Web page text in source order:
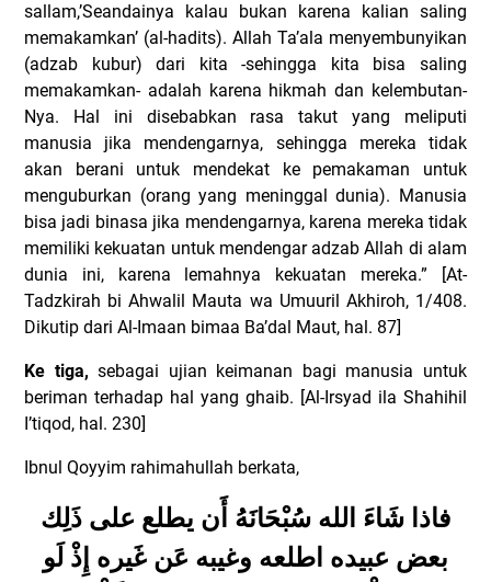
sallam,’Seandainya kalau bukan karena kalian saling
memakamkan’ (al-hadits). Allah Ta’ala menyembunyikan
(adzab kubur) dari kita -sehingga kita bisa saling
memakamkan- adalah karena hikmah dan kelembutan-
Nya. Hal ini disebabkan rasa takut yang meliputi
manusia jika mendengarnya, sehingga mereka tidak
akan berani untuk mendekat ke pemakaman untuk
menguburkan (orang yang meninggal dunia). Manusia
bisa jadi binasa jika mendengarnya, karena mereka tidak
memiliki kekuatan untuk mendengar adzab Allah di alam
dunia ini, karena lemahnya kekuatan mereka.” [At-
Tadzkirah bi Ahwalil Mauta wa Umuuril Akhiroh, 1/408.
Dikutip dari Al-Imaan bimaa Ba’dal Maut, hal. 87]
Ke tiga, sebagai ujian keimanan bagi manusia untuk
beriman terhadap hal yang ghaib. [Al-Irsyad ila Shahihil
I’tiqod, hal. 230]
Ibnul Qoyyim rahimahullah berkata,
فاذا شَاءَ الله سُبْحَانَهُ أَن يطلع على ذَلِك
بعض عبيده اطلعه وغيبه عَن غَيره إِذْ لَو